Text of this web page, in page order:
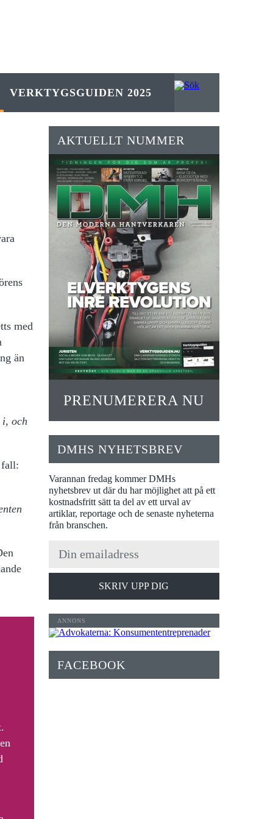
VERKTYGSGUIDEN 2025
med
än
i, och
fall:
AKTUELLT NUMMER
PRENUMERERA NU
DMHS NYHETSBREV
Varannan fredag kommer DMHs
nyhetsbrev ut där du har möjlighet att på ett
kostnadsfritt sätt ta del av ett urval av
artiklar, reportage och de senaste nyheterna
från branschen.
SKRIV UPP DIG
FACEBOOK